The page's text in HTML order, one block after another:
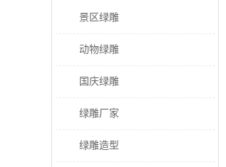
景区绿雕
动物绿雕
国庆绿雕
绿雕厂家
绿雕造型